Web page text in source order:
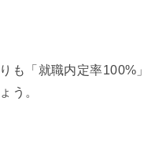
も「就職内定率100%」
う。